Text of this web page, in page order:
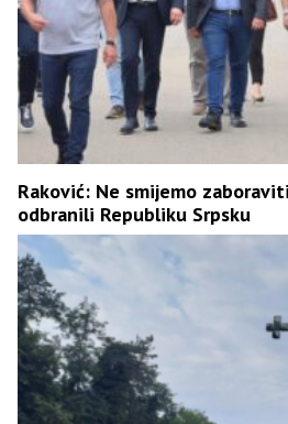
Raković: Ne smijemo
odbranili Republiku Srpsku